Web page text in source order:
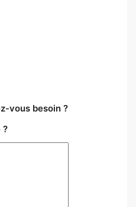
vous besoin ?
?